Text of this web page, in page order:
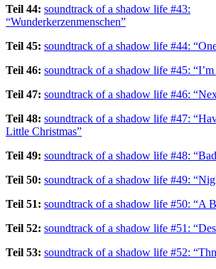
Teil 44: soundtrack of a shadow life #43:
“Wunderkerzenmenschen”
Teil 45: soundtrack of a shadow life #44:
Teil 46: soundtrack of a shadow life #45:
Teil 47: soundtrack of a shadow life #46:
Teil 48: soundtrack of a shadow life #47:
Little Christmas”
Teil 49: soundtrack of a shadow life #48:
Teil 50: soundtrack of a shadow life #49:
Teil 51: soundtrack of a shadow life #50: “A
Teil 52: soundtrack of a shadow life #51:
Teil 53: soundtrack of a shadow life #52: